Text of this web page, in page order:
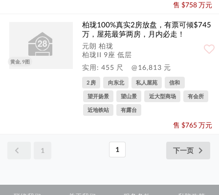
售 $758 万元
黄金, 9图
柏珑100%真实2房放盘，有票可倾$745
万，屋苑最笋两房，月内必走！
元朗 柏珑
柏珑II 9座 低层
实用: 455 尺
@16,813 元
2 房 向东北 私人屋苑 信和
望开扬景 望山景 近大型商场 有会所
近地铁站 有露台
售 $765 万元
1 1 下一页